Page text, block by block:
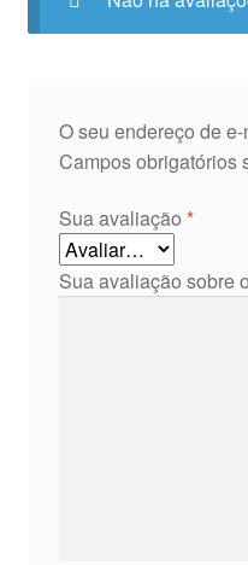
O seu endereço de
Campos obrigatórios
Sua avaliação *
Sua avaliação sobre